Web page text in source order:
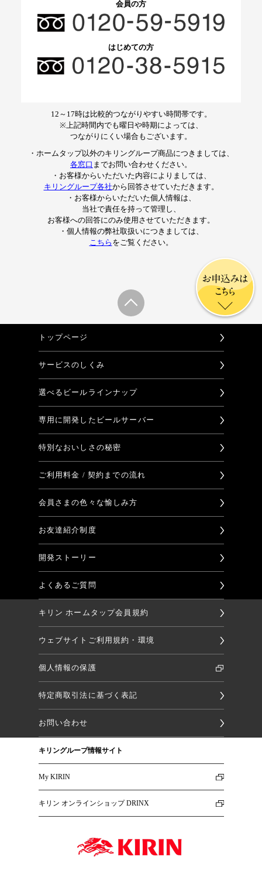
会員の方
はじめての方
12～17時は比較的つながりやすい時間帯です。
※上記時間内でも曜日や時期によっては、
つながりにくい場合もございます。
・ホームタップ以外のキリングループ商品につきましては、
各窓口 までお問い合わせください。
・お客様からいただいた内容によりましては、
キリングループ各社から回答させていただきます。
・お客様からいただいた個人情報は、
当社で責任を持って管理し、
お客様への回答にのみ使用させていただきます。
・個人情報の弊社取扱いにつきましては、
こちら をご覧ください。
お申込みは
こちら
トップページ
サービスのしくみ
選べるビールラインナップ
専用に開発したビールサーバー
特別なおいしさの秘密
ご利用料金 / 契約までの流れ
会員さまの色々な愉しみ方
お友達紹介制度
開発ストーリー
よくあるご質問
キリン ホームタップ会員規約
ウェブサイトご利用規約・環境
個人情報の保護
特定商取引法に基づく表記
お問い合わせ
キリングループ情報サイト
My KIRIN
キリン オンラインショップ DRINX